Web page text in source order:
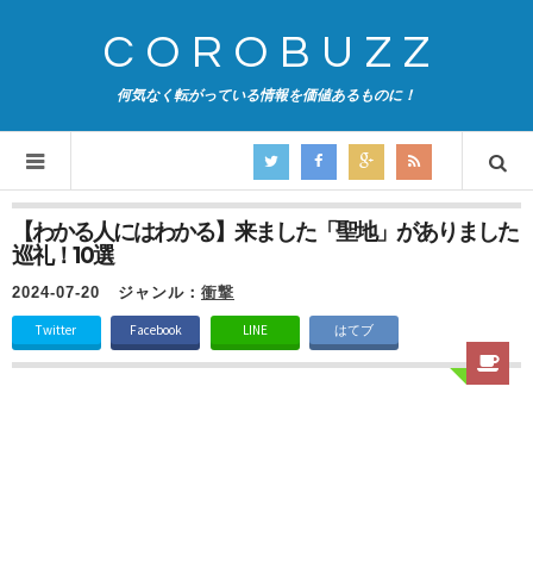
COROBUZZ
何気なく転がっている情報を価値あるものに！
【わかる人にはわかる】来ました「聖地」がありました
巡礼！10選
2024-07-20 ジャンル： 衝撃
Twitter Facebook LINE はてブ